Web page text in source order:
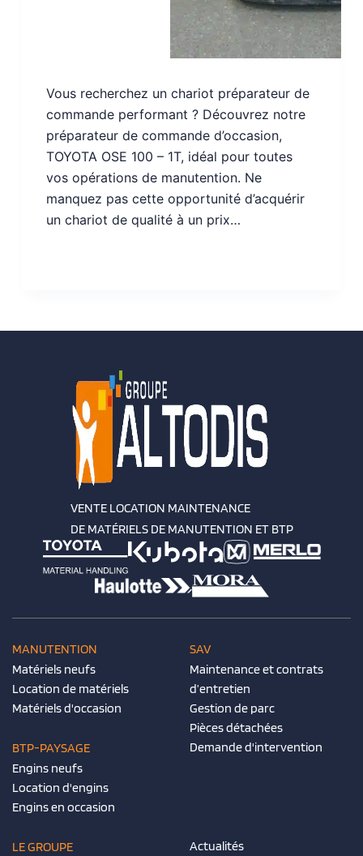
Vous recherchez un chariot préparateur de
commande performant ? Découvrez notre
préparateur de commande d’occasion,
TOYOTA OSE 100 – 1T, idéal pour toutes
vos opérations de manutention. Ne
manquez pas cette opportunité d’acquérir
un chariot de qualité à un prix…
VENTE LOCATION MAINTENANCE
DE MATÉRIELS DE MANUTENTION ET BTP
MANUTENTION
Matériels neufs
Location de matériels
Matériels d'occasion
BTP-PAYSAGE
Engins neufs
Location d'engins
Engins en occasion
SAV
Maintenance et contrats
d’entretien
Gestion de parc
Pièces détachées
Demande d'intervention
LE GROUPE
Actualités